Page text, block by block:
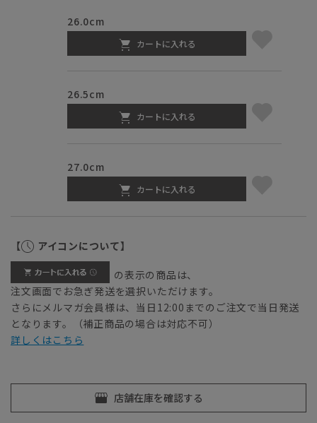
26.0cm
カートに入れる
26.5cm
カートに入れる
27.0cm
カートに入れる
【 アイコンについて】
の表示の商品は、
注文画面でお急ぎ発送を選択いただけます。
さらにメルマガ会員様は、当日12:00までのご注文で当日発送
となります。（補正商品の場合は対応不可）
詳しくはこちら